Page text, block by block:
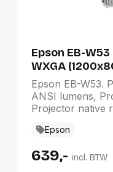
Epson EB-
WXGA
Epson EB-W53.
ANSI lumens,
Projector native
Levensduur van
Epson
639,- incl. BTW